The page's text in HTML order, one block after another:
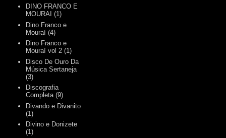
DINO FRANCO E
MOURAI (1)
Dino Franco e
Mouraí (4)
Dino Franco e
Mouraí vol 2 (1)
Disco De Ouro Da
Música Sertaneja
(3)
Discografia
Completa (9)
Divando e Divanito
(1)
Divino e Donizete
(1)